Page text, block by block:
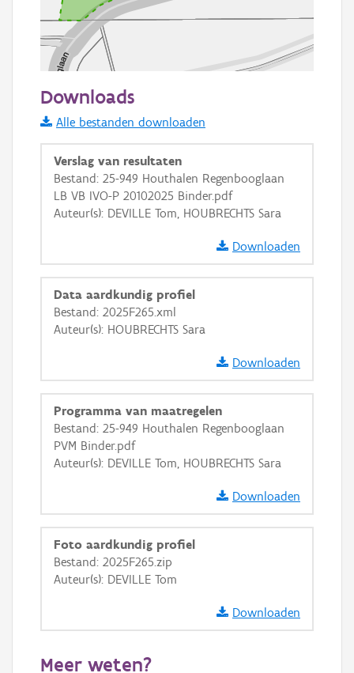
Informatie Vlaanderen
i
+ −
Basis Lagen
Ortho
GRB-Basiskaart in grijswaarden
Downloads
Alle bestanden downloaden
Verslag van resultaten
Bestand: 25-949 Houthalen Regenbooglaan
LB VB IVO-P 20102025 Binder.pdf
Auteur(s): DEVILLE Tom, HOUBRECHTS Sara
Downloaden
Data aardkundig profiel
Bestand: 2025F265.xml
Auteur(s): HOUBRECHTS Sara
Downloaden
Programma van maatregelen
Bestand: 25-949 Houthalen Regenbooglaan
PVM Binder.pdf
Auteur(s): DEVILLE Tom, HOUBRECHTS Sara
Downloaden
Foto aardkundig profiel
Bestand: 2025F265.zip
Auteur(s): DEVILLE Tom
Downloaden
Meer weten?